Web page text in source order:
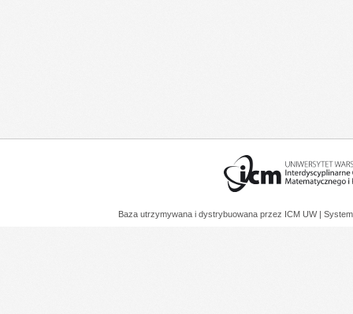
Baza utrzymywana i dystrybuowana przez ICM UW |